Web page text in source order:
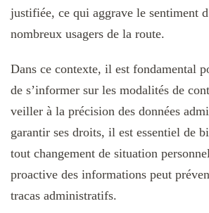
justifiée, ce qui aggrave le sentiment
nombreux usagers de la route.
Dans ce contexte, il est fondamental
de s’informer sur les modalités de
veiller à la précision des données
garantir ses droits, il est essentiel de
tout changement de situation
proactive des informations peut
tracas administratifs.